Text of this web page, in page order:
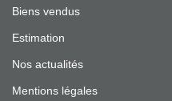
Biens vendus
Estimation
Nos actualités
Mentions légales